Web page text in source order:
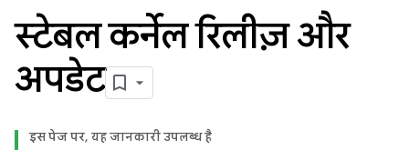
स्टेबल कर्नेल रिलीज़ और
अपडेट
इस पेज पर, यह जानकारी उपलब्ध है